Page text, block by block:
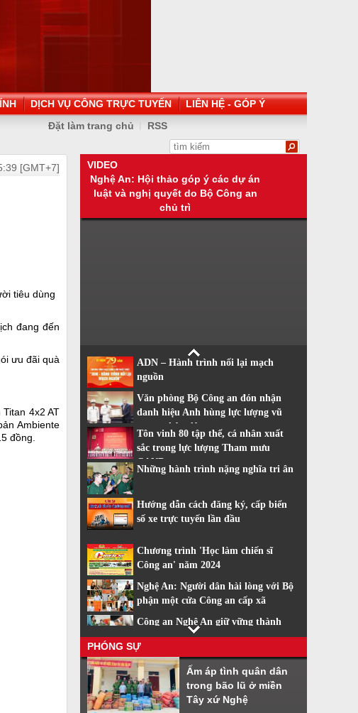
DỊCH VỤ CÔNG TRỰC TUYẾN
LIÊN HỆ - GÓP Ý
Đặt làm trang chủ RSS
[GMT+7]
tiêu dùng
đang đến
ưu đãi quà
4x2 AT
Ambiente
đồng.
VIDEO
Nghệ An: Hội thảo góp ý các dự án
luật và nghị quyết do Bộ Công an
chủ trì
ADN – Hành trình nối lại mạch
nguồn
Văn phòng Bộ Công an đón nhận
danh hiệu Anh hùng lực lượng vũ
trang nhân dân
Tôn vinh 80 tập thể, cá nhân xuất
sắc trong lực lượng Tham mưu
CAND
Những hành trình nặng nghĩa tri ân
Hướng dẫn cách đăng ký, cấp biển
số xe trực tuyến lần đầu
Chương trình 'Học làm chiến sĩ
Công an' năm 2024
Nghệ An: Người dân hài lòng với Bộ
phận một cửa Công an cấp xã
Công an Nghệ An giữ vững thành
tích dẫn đầu về cải cách hành chính
Nhiều tiện ích khi sử dụng phần
mềm VNeiD
Cách đăng ký tài khoản định danh
điện tử
PHÓNG SỰ
Ấm áp tình quân dân
trong bão lũ ở miền
Tây xứ Nghệ